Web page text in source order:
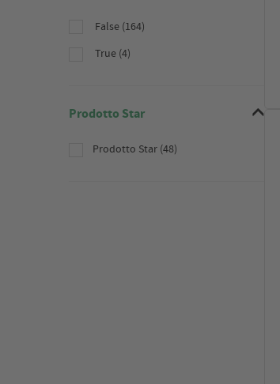
False (164)
True (4)
Prodotto Star
Prodotto Star (48)